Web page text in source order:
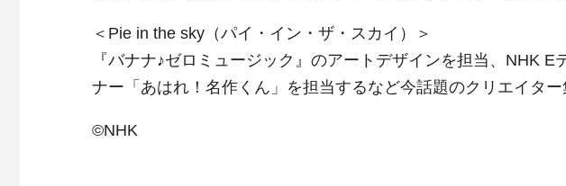
＜Pie in the sky（パイ・イン・ザ・スカイ）＞
『バナナ♪ゼロミュージック』のアートデザインを担当、NHK
ナー「あはれ！名作くん」を担当するなど今話題のクリエイター
©NHK